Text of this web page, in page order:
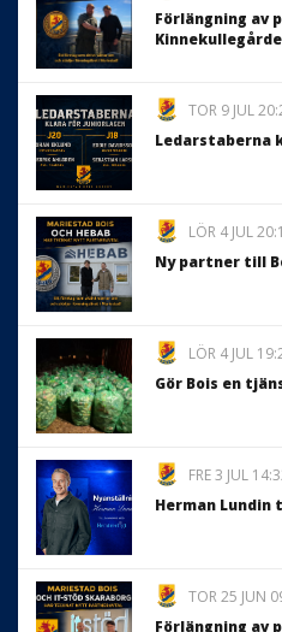
Förlängning av
TOR 9 JUL
Ledarstaberna
LÖR 4 JUL
Ny partner till
LÖR 4 JUL
Gör Bois en
FRE 3 JUL
Herman Lundin
TOR 25 JUN
Förlängning av